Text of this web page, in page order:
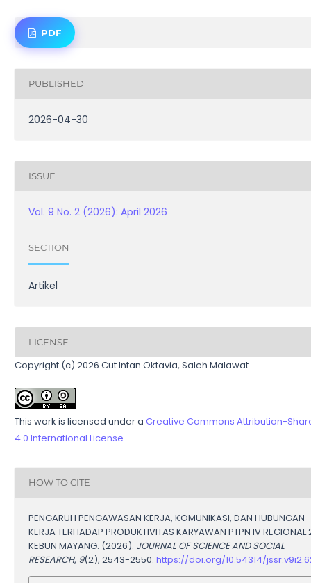
PDF
PUBLISHED
2026-04-30
ISSUE
Vol. 9 No. 2 (2026): April 2026
SECTION
Artikel
LICENSE
Copyright (c) 2026 Cut Intan Oktavia, Saleh Malawat
This work is licensed under a Creative Commons Attribution-
4.0 International License.
HOW TO CITE
PENGARUH PENGAWASAN KERJA, KOMUNIKASI, DAN HUBUNGAN
KERJA TERHADAP PRODUKTIVITAS KARYAWAN PTPN IV REGIONAL
KEBUN MAYANG. (2026). JOURNAL OF SCIENCE AND SOCIAL
RESEARCH, 9(2), 2543-2550. https://doi.org/10.54314/